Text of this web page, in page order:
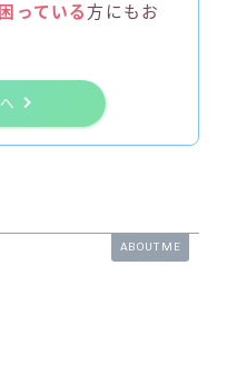
っている方にもお
ABOUT ME